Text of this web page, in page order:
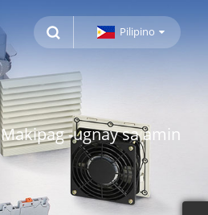
Pilipino
Makipag -ugnay sa amin